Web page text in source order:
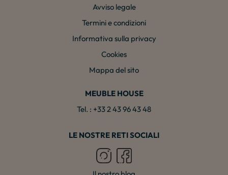
Avviso legale
Termini e condizioni
Informativa sulla privacy
Cookies
Mappa del sito
MEUBLE HOUSE
Tel. : +33 2 43 96 43 48
LE NOSTRE RETI SOCIALI